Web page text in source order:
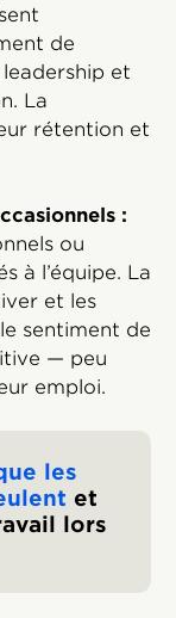
de
et
La
rétention et
:
ou
à l’équipe. La
et les
sentiment de
— peu
emploi.
les
et
lors